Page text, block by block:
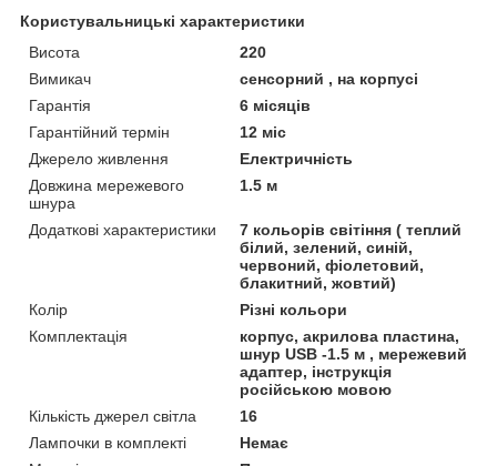
Користувальницькі характеристики
Висота
220
Вимикач
сенсорний , на корпусі
Гарантія
6 місяців
Гарантійний термін
12 міс
Джерело живлення
Електричність
Довжина мережевого
шнура
1.5 м
Додаткові характеристики
7 кольорів світіння ( теплий
білий, зелений, синій,
червоний, фіолетовий,
блакитний, жовтий)
Колір
Різні кольори
Комплектація
корпус, акрилова пластина,
шнур USB -1.5 м , мережевий
адаптер, інструкція
російською мовою
Кількість джерел світла
16
Лампочки в комплекті
Немає